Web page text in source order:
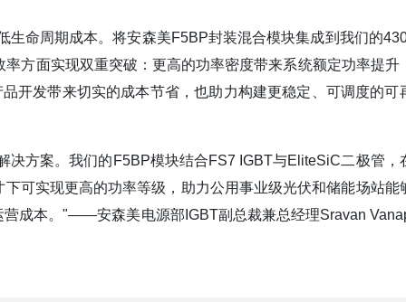
命周期成本。将安森美F5BP封装混合模块集成到我们的
方面实现双重突破：更高的功率密度带来系统额定功率提升
开发带来切实的成本节省，也助力构建更稳定、可调度的可
决方案。我们的F5BP模块结合FS7 IGBT与EliteSiC二极管，
可实现更高的功率等级，助力公用事业级光伏和储能场站能
成本。"——安森美电源部IGBT副总裁兼总经理Sravan